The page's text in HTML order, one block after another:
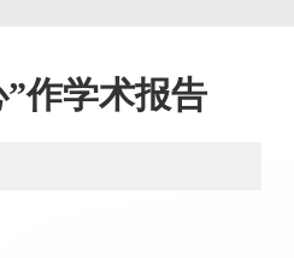
作学术报告